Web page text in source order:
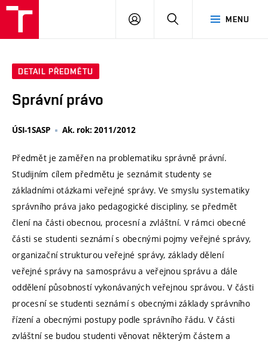
MENU
PŘIHLÁSIT
DETAIL PŘEDMĚTU
Správní právo
ÚSI-1SASP Ak. rok: 2011/2012
Předmět je zaměřen na problematiku správně právní.
Studijním cílem předmětu je seznámit studenty se
základními otázkami veřejné správy. Ve smyslu systematiky
správního práva jako pedagogické discipliny, se předmět
člení na části obecnou, procesní a zvláštní. V rámci obecné
části se studenti seznámí s obecnými pojmy veřejné správy,
organizační strukturou veřejné správy, základy dělení
veřejné správy na samosprávu a veřejnou správu a dále
oddělení působností vykonávaných veřejnou správou. V části
procesní se studenti seznámí s obecnými základy správního
řízení a obecnými postupy podle správního řádu. V části
zvláštní se budou studenti věnovat některým částem a